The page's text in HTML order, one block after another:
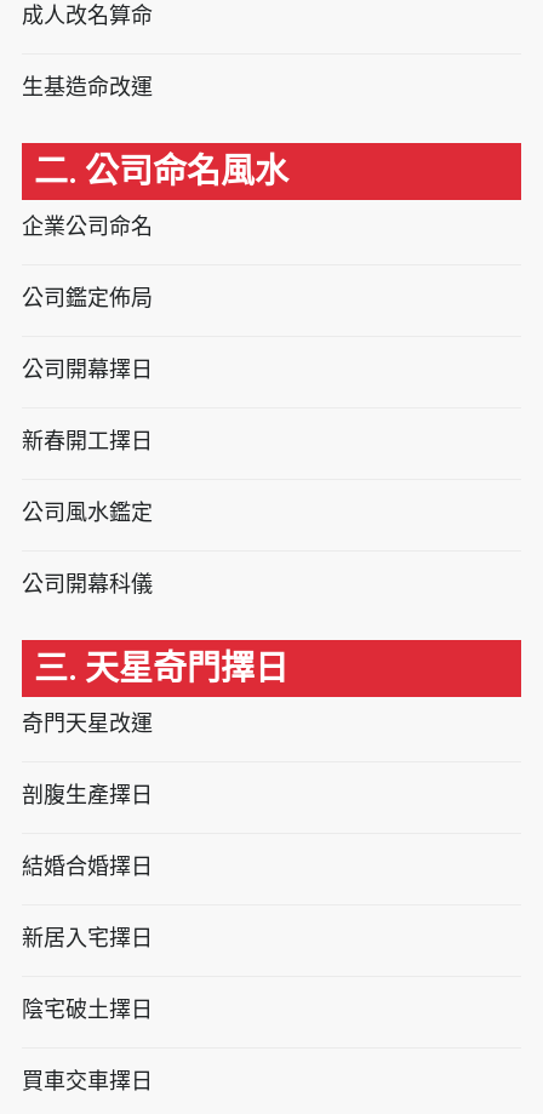
成人改名算命
生基造命改運
二. 公司命名風水
企業公司命名
公司鑑定佈局
公司開幕擇日
新春開工擇日
公司風水鑑定
公司開幕科儀
三. 天星奇門擇日
奇門天星改運
剖腹生產擇日
結婚合婚擇日
新居入宅擇日
陰宅破土擇日
買車交車擇日